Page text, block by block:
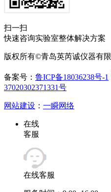
扫一扫
快速咨询实验室整体解决方案
版权所有©青岛英芮诚仪器有
备案号： 鲁ICP备18036238号-1
37020302371331号
网站建设 ： 一瞬网络
在线
客服
在线客服